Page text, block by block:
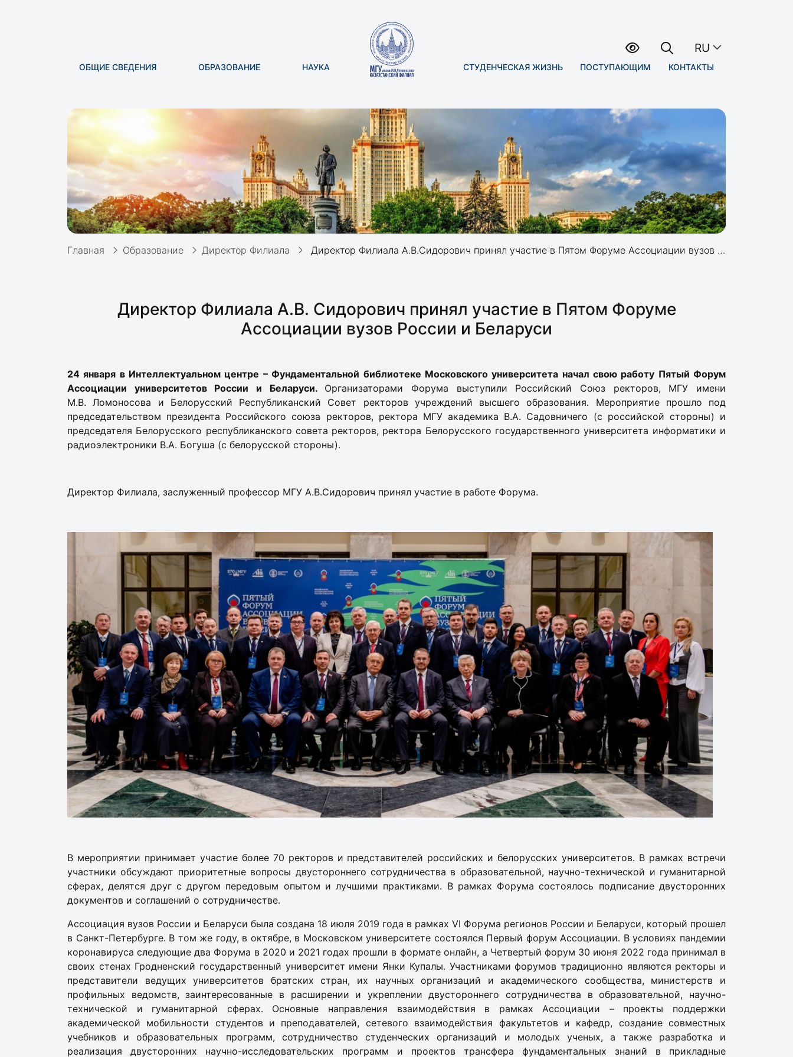
ОБЩИЕ СВЕДЕНИЯ ОБРАЗОВАНИЕ НАУКА СТУДЕНЧЕСКАЯ ЖИЗНЬ ПОСТУПАЮЩИМ КОНТАКТЫ
RU
Главная Образование Директор Филиала Директор Филиала А.В.Сидорович принял участие в Пятом Форуме Ассоциации вузов России и Беларуси
Директор Филиала А.В. Сидорович принял участие в Пятом Форуме
Ассоциации вузов России и Беларуси
24 января в Интеллектуальном центре – Фундаментальной библиотеке Московского университета начал свою работу Пятый Форум
Ассоциации университетов России и Беларуси. Организаторами Форума выступили Российский Союз ректоров, МГУ имени
М.В. Ломоносова и Белорусский Республиканский Совет ректоров учреждений высшего образования. Мероприятие прошло под
председательством президента Российского союза ректоров, ректора МГУ академика В.А. Садовничего (с российской стороны) и
председателя Белорусского республиканского совета ректоров, ректора Белорусского государственного университета информатики и
радиоэлектроники В.А. Богуша (с белорусской стороны).
Директор Филиала, заслуженный профессор МГУ А.В.Сидорович принял участие в работе Форума.
В мероприятии принимает участие более 70 ректоров и представителей российских и белорусских университетов. В рамках встречи
участники обсуждают приоритетные вопросы двустороннего сотрудничества в образовательной, научно-технической и гуманитарной
сферах, делятся друг с другом передовым опытом и лучшими практиками. В рамках Форума состоялось подписание двусторонних
документов и соглашений о сотрудничестве.
Ассоциация вузов России и Беларуси была создана 18 июля 2019 года в рамках VI Форума регионов России и Беларуси, который прошел
в Санкт-Петербурге. В том же году, в октябре, в Московском университете состоялся Первый форум Ассоциации. В условиях пандемии
коронавируса следующие два Форума в 2020 и 2021 годах прошли в формате онлайн, а Четвертый форум 30 июня 2022 года принимал в
своих стенах Гродненский государственный университет имени Янки Купалы. Участниками форумов традиционно являются ректоры и
представители ведущих университетов братских стран, их научных организаций и академического сообщества, министерств и
профильных ведомств, заинтересованные в расширении и укреплении двустороннего сотрудничества в образовательной, научно-
технической и гуманитарной сферах. Основные направления взаимодействия в рамках Ассоциации – проекты поддержки
академической мобильности студентов и преподавателей, сетевого взаимодействия факультетов и кафедр, создание совместных
учебников и образовательных программ, сотрудничество студенческих организаций и молодых ученых, а также разработка и
реализация двусторонних научно-исследовательских программ и проектов трансфера фундаментальных знаний в прикладные